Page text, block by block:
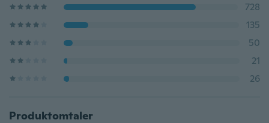
728
135
50
21
26
Produktomtaler